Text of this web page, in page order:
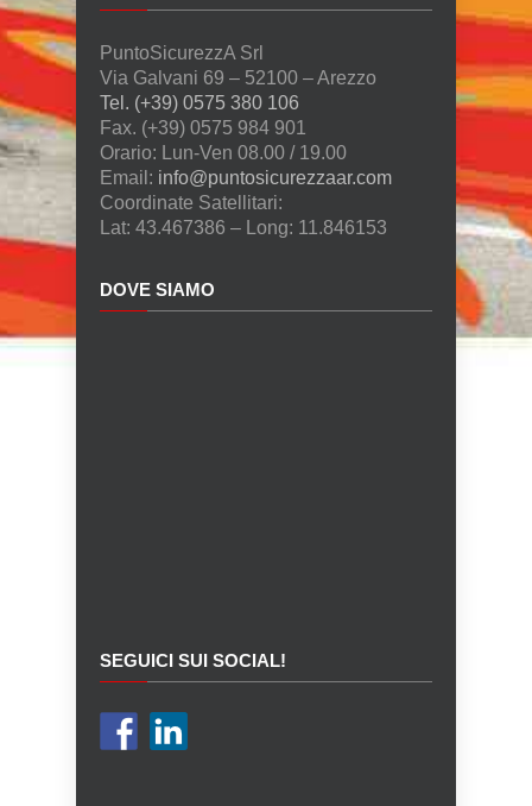
PuntoSicurezzA Srl
Via Galvani 69 – 52100 – Arezzo
Tel. (+39) 0575 380 106
Fax. (+39) 0575 984 901
Orario: Lun-Ven 08.00 / 19.00
Email: info@puntosicurezzaar.com
Coordinate Satellitari:
Lat: 43.467386 – Long: 11.846153
DOVE SIAMO
SEGUICI SUI SOCIAL!